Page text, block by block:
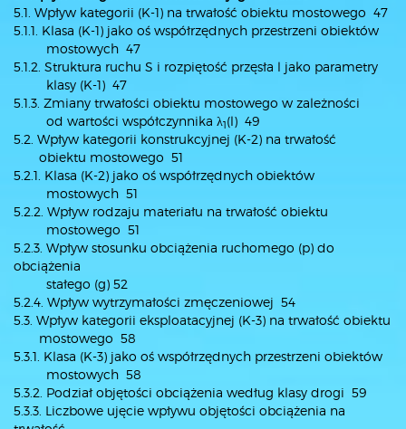
5.1. Wpływ kategorii (K-1) na trwałość obiektu mostowego 47
5.1.1. Klasa (K-1) jako oś współrzędnych przestrzeni obiektów
mostowych 47
5.1.2. Struktura ruchu S i rozpiętość przęsła l jako parametry
klasy (K-1) 47
5.1.3. Zmiany trwałości obiektu mostowego w zależności
od wartości współczynnika λ1(l) 49
5.2. Wpływ kategorii konstrukcyjnej (K-2) na trwałość
obiektu mostowego 51
5.2.1. Klasa (K-2) jako oś współrzędnych obiektów
mostowych 51
5.2.2. Wpływ rodzaju materiału na trwałość obiektu
mostowego 51
5.2.3. Wpływ stosunku obciążenia ruchomego (p) do
obciążenia
stałego (g) 52
5.2.4. Wpływ wytrzymałości zmęczeniowej 54
5.3. Wpływ kategorii eksploatacyjnej (K-3) na trwałość obiektu
mostowego 58
5.3.1. Klasa (K-3) jako oś współrzędnych przestrzeni obiektów
mostowych 58
5.3.2. Podział objętości obciążenia według klasy drogi 59
5.3.3. Liczbowe ujęcie wpływu objętości obciążenia na